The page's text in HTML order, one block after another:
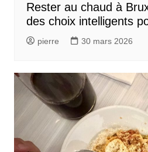
Rester au chaud à
des choix intelligents
pierre 30 mars 2026